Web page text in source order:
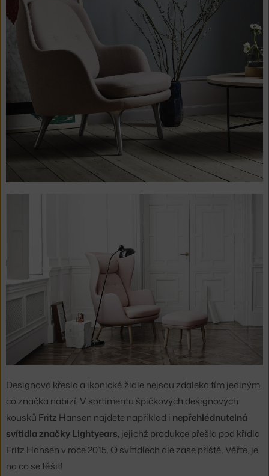
Designová křesla a ikonické židle nejsou zdaleka tím jediným,
co značka nabízí. V sortimentu špičkových designových
kousků Fritz Hansen najdete například i nepřehlédnutelná
svítidla značky Lightyears, jejichž produkce přešla pod křídla
Fritz Hansen v roce 2015. O svítidlech ale zase příště. Věřte, je
na co se těšit!